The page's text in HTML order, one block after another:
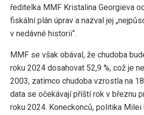
ředitelka MMF Kristalina Georgieva
fiskální plán úprav a nazval jej
v nedávné historii“.
MMF se však obával, že chudoba
roku 2024 dosahovat 52,9 %, což je
2003, zatímco chudoba vzrostla na
data se očekávají příští rok v březnu
roku 2024. Koneckonců, politika